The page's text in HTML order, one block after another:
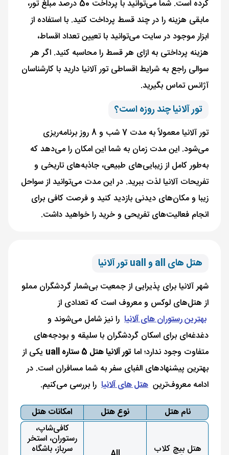
کرده است. شما می‌توانید با پرداخت 50 درصد مبلغ تور،
مابقی هزینه را در چند قسط پرداخت کنید. با استفاده از
ابزار موجود در سایت می‌توانید با تعیین تعداد اقساط،
هزینه پرداختی به ازای هر قسط را محاسبه کنید. اگر هر
سوالی راجع به شرایط اقساطی تور آلانیا دارید با کارشناسان
آژانس تماس بگیرید.
تور آلانیا چند روزه است؟
تور آلانیا معمولاً به‌ مدت 7 شب و 8 روز برنامه‌ریزی
می‌شود. این مدت زمان به شما این امکان را می‌دهد که
به‌طور کامل از زیبایی‌های طبیعی، جاذبه‌های تاریخی و
تفریحات آلانیا لذت ببرید. در این مدت می‌توانید از سواحل
زیبا و مکان‌های دیدنی بازدید کنید و فرصت کافی برای
انجام فعالیت‌های تفریحی و خرید را خواهید داشت.
هتل های all و uall تور آلانیا
شهر آلانیا برای پذیرایی از جمعیت بی‌شمار گردشگران مملو
از هتل‌های لوکس و معروف است که تعدادی از
بهترین رستوران های آلانیا را نیز شامل می‌شوند و
دغدغه‌ای برای اسکان گردشگران با سلیقه و بودجه‌های
متفاوت وجود ندارد؛ اما تور آلانیا هتل 5 ستاره uall
یکی از
بهترین پیشنهادهای الفبای سفر به شما مسافران است. در
ادامه معروف‌ترین هتل های آلانیا را بررسی می‌کنیم.
نام هتل
نوع هتل امکانات هتل
هتل بیچ کلاب
کافی‌شاپ،
رستوران، استخر
سرباز، باشگاه